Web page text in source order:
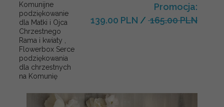
Komunijne
podziękowanie
dla Matki i Ojca
Chrzestnego
Rama i kwiaty ,
Flowerbox Serce
podziękowania
dla chrzestnych
na Komunię
Promocja:
139.00 PLN / 165.00 PLN